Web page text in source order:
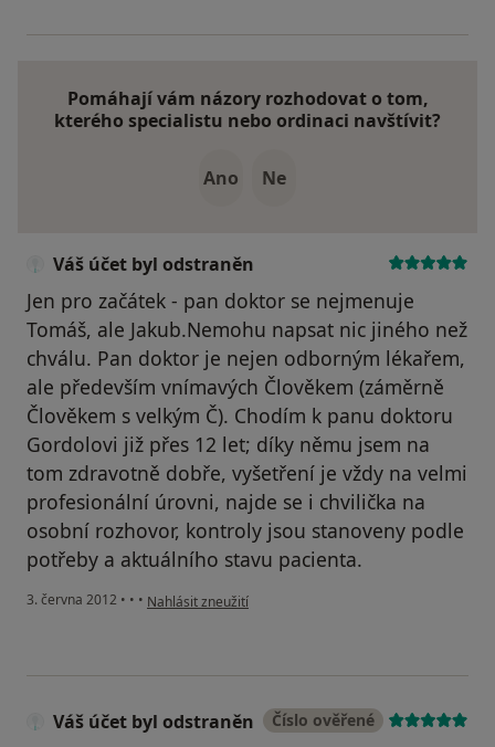
Pomáhají vám názory rozhodovat o tom,
kterého specialistu nebo ordinaci navštívit?
Ano Ne
Váš účet byl odstraněn
Jen pro začátek - pan doktor se nejmenuje
Tomáš, ale Jakub.Nemohu napsat nic jiného než
chválu. Pan doktor je nejen odborným lékařem,
ale především vnímavých Člověkem (záměrně
Člověkem s velkým Č). Chodím k panu doktoru
Gordolovi již přes 12 let; díky němu jsem na
tom zdravotně dobře, vyšetření je vždy na velmi
profesionální úrovni, najde se i chvilička na
osobní rozhovor, kontroly jsou stanoveny podle
potřeby a aktuálního stavu pacienta.
3. června 2012 • • • podle názoru uživatele Váš účet byl odstraněn
Nahlásit zneužití
Váš účet byl odstraněn Číslo ověřené